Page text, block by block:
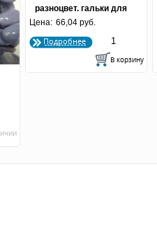
разноцвет. гальки для
миниаквариумов в
пластиковой упаковке с
подвесом РЫБКА
Цена: 66,04 руб.
Подробнее